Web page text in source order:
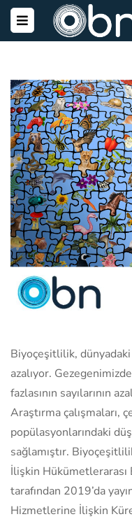
Biyoçeşitlilik,
azalıyor.
fazlasının sayılarının
Araştırma çalışmaları,
popülasyonlarındaki
sağlamıştır.
İlişkin
tarafından 2019’da
Hizmetlerine İlişkin